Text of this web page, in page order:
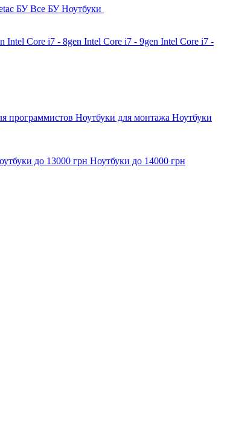
БУВсе БУ Ноутбуки
Intel Core i7 - 8gen Intel Core i7 - 9gen Intel Core i7 -
программистов Ноутбуки для монтажа Ноутбуки
до 13000 грн Ноутбуки до 14000 грн